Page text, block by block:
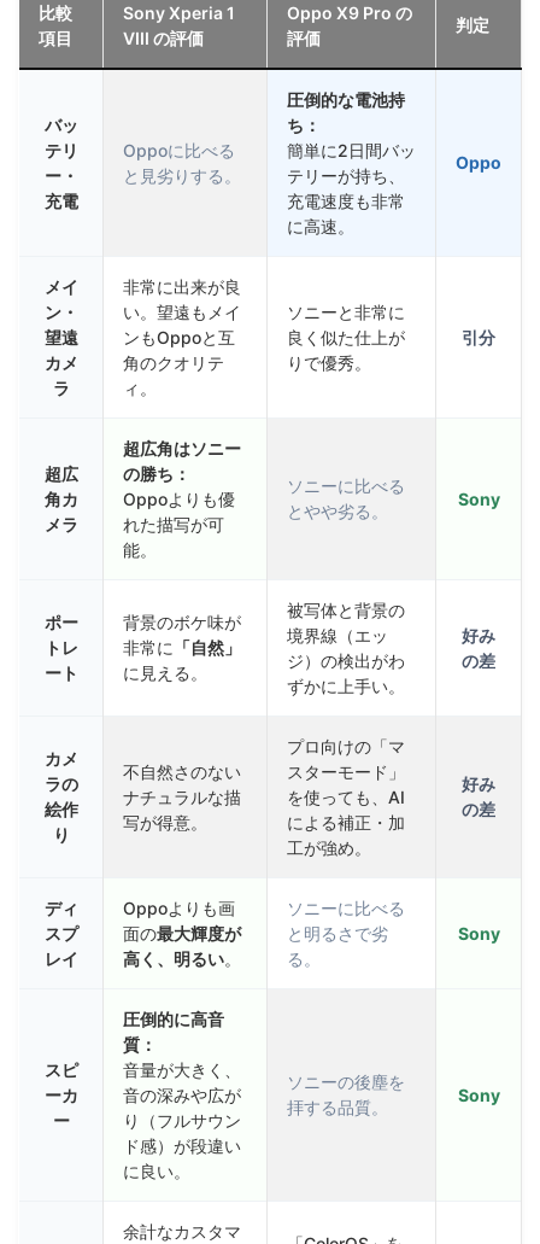
比較
項目
Sony Xperia 1
VIII の評価
Oppo X9 Pro の
評価
判定
バッ
テリ
ー・
充電
Oppoに比べる
と見劣りする。
圧倒的な電池持
ち：
簡単に2日間バッ
テリーが持ち、
充電速度も非常
に高速。
Oppo
メイ
ン・
望遠
カメ
ラ
非常に出来が良
い。望遠もメイ
ンもOppoと互
角のクオリテ
ィ。
ソニーと非常に
良く似た仕上が
りで優秀。
引分
超広
角カ
メラ
超広角はソニー
の勝ち：
Oppoよりも優
れた描写が可
能。
ソニーに比べる
とやや劣る。
Sony
ポー
トレ
ート
背景のボケ味が
非常に 「自然」
に見える。
被写体と背景の
境界線（エッ
ジ）の検出がわ
ずかに上手い。
好み
の差
カメ
ラの
絵作
り
不自然さのない
ナチュラルな描
写が得意。
プロ向けの「マ
スターモード」
を使っても、AI
による補正・加
工が強め。
好み
の差
ディ
スプ
レイ
Oppoよりも画
面の最大輝度が
高く、明るい。
ソニーに比べる
と明るさで劣
る。
Sony
スピ
ーカ
ー
圧倒的に高音
質：
音量が大きく、
音の深みや広が
り（フルサウン
ド感）が段違い
に良い。
ソニーの後塵を
拝する品質。
Sony
余計なカスタマ